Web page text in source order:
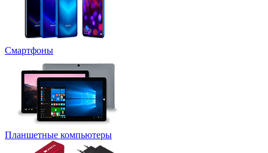
Смартфоны
Планшетные компьютеры